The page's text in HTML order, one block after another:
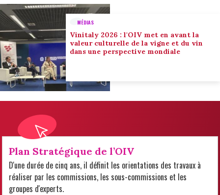
MÉDIAS
Vinitaly 2026 : l'OIV met en avant la
valeur culturelle de la vigne et du vin
dans une perspective mondiale
Plan Stratégique de l’OIV
D'une durée de cinq ans, il définit les orientations des travaux à
réaliser par les commissions, les sous-commissions et les
groupes d'experts.